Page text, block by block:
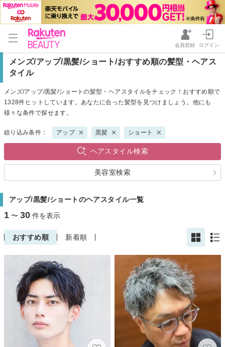
会員登録 ログイン
メンズ/アップ/黒髪/ショート/おすすめ順の髪型・ヘアス
タイル
メンズ/アップ/黒髪/ショートの髪型・ヘアスタイルをチェック！おすすめ順で
1328件ヒットしています。あなたに合った髪型を見つけましょう。他にも
様々な条件で探せます。
絞り込み条件： アップ 黒髪 ショート
ヘアスタイル検索
美容室検索
アップ/黒髪/ショートのヘアスタイル一覧
1 〜 30 件を表示
おすすめ順 新着順